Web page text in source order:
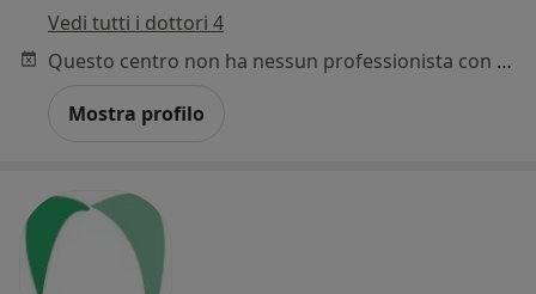
Vedi tutti i dottori 4
Questo centro non ha nessun professionista con date disponibili
Mostra profilo